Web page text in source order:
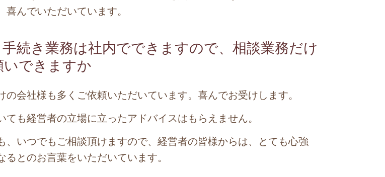
喜んでいただいています。
続き業務は社内でできますので、相談業務だけ
いできますか
の会社様も多くご依頼いただいています。喜んでお受けします。
ても経営者の立場に立ったアドバイスはもらえません。
、いつでもご相談頂けますので、経営者の皆様からは、とても心強
るとのお言葉をいただいています。